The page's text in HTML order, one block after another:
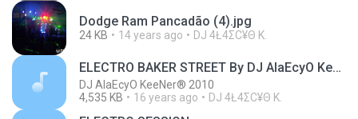
Dodge Ram Pancadão (4).jpg
24 KB 14 years ago DJ 4Ł4ΣС¥Θ K.
ELECTRO BAKER STREET By DJ AlaEcyO KeeNer®
DJ AlaEcyO KeeNer® 2010
4,535 KB
16 years ago DJ 4Ł4ΣС¥Θ K.